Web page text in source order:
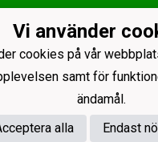
Vi använder
cookies på vår
samt för
ändamål.
alla
Endast